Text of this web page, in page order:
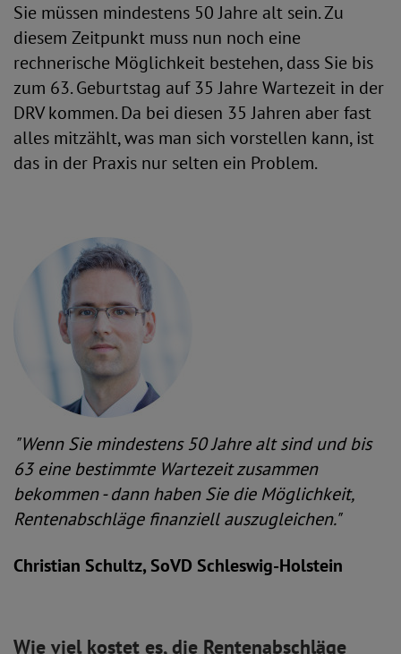
Sie müssen mindestens 50 Jahre alt sein. Zu
diesem Zeitpunkt muss nun noch eine
rechnerische Möglichkeit bestehen, dass Sie bis
zum 63. Geburtstag auf 35 Jahre Wartezeit in der
DRV kommen. Da bei diesen 35 Jahren aber fast
alles mitzählt, was man sich vorstellen kann, ist
das in der Praxis nur selten ein Problem.
"Wenn Sie mindestens 50 Jahre alt sind und bis
63 eine bestimmte Wartezeit zusammen
bekommen - dann haben Sie die Möglichkeit,
Rentenabschläge finanziell auszugleichen."
Christian Schultz, SoVD Schleswig-Holstein
Wie viel kostet es, die Rentenabschläge